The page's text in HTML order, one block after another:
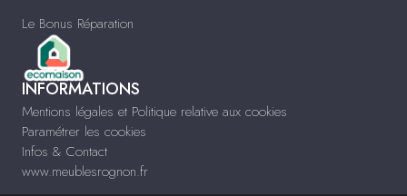
Le Bonus Réparation
INFORMATIONS
Mentions légales et Politique relative aux cookies
Paramétrer les cookies
Infos & Contact
www.meublesrognon.fr